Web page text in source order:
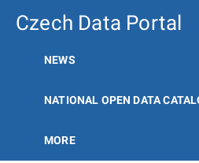
Czech Data Portal
NEWS
NATIONAL OPEN DATA
MORE